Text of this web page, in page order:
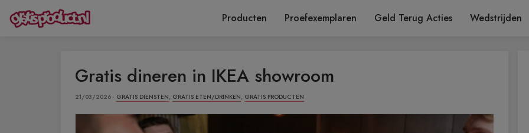
Producten Proefexemplaren Geld Terug Acties Wedstrijden
Gratis dineren in IKEA showroom
21/03/2026 · GRATIS DIENSTEN, GRATIS ETEN/DRINKEN, GRATIS PRODUCTEN